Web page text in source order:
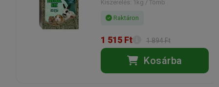
Kiszerelés: 1kg / Tömb
Raktáron
1 515 Ft 1 894 Ft
Kosárba